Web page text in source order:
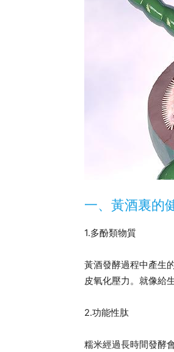
一、黃酒裏的
1.多酚類物質
黃酒發酵過程中產生
皮氧化壓力。就像給
2.功能性肽
糯米經過長時間發酵